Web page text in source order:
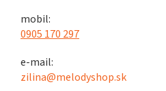
mobil:
0905 170 297
e-mail:
zilina@melodyshop.sk